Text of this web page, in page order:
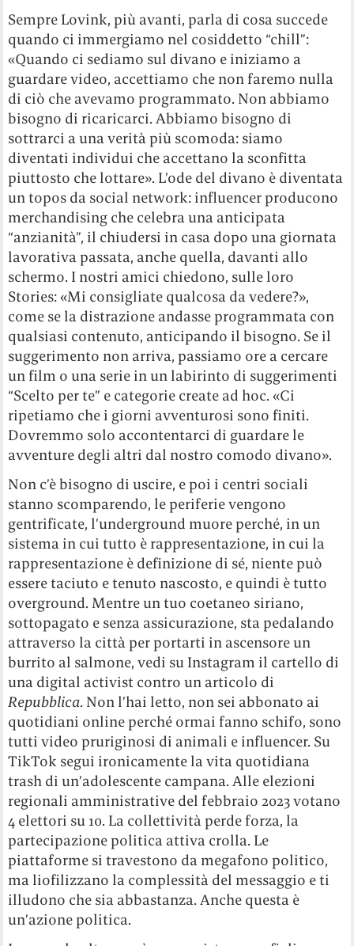
Sempre Lovink, più avanti, parla di cosa succede
quando ci immergiamo nel cosiddetto “chill”:
«Quando ci sediamo sul divano e iniziamo a
guardare video, accettiamo che non faremo nulla
di ciò che avevamo programmato. Non abbiamo
bisogno di ricaricarci. Abbiamo bisogno di
sottrarci a una verità più scomoda: siamo
diventati individui che accettano la sconfitta
piuttosto che lottare». L’ode del divano è diventata
un topos da social network: influencer producono
merchandising che celebra una anticipata
“anzianità”, il chiudersi in casa dopo una giornata
lavorativa passata, anche quella, davanti allo
schermo. I nostri amici chiedono, sulle loro
Stories: «Mi consigliate qualcosa da vedere?»,
come se la distrazione andasse programmata con
qualsiasi contenuto, anticipando il bisogno. Se il
suggerimento non arriva, passiamo ore a cercare
un film o una serie in un labirinto di suggerimenti
“Scelto per te” e categorie create ad hoc. «Ci
ripetiamo che i giorni avventurosi sono finiti.
Dovremmo solo accontentarci di guardare le
avventure degli altri dal nostro comodo divano».
Non c’è bisogno di uscire, e poi i centri sociali
stanno scomparendo, le periferie vengono
gentrificate, l’underground muore perché, in un
sistema in cui tutto è rappresentazione, in cui la
rappresentazione è definizione di sé, niente può
essere taciuto e tenuto nascosto, e quindi è tutto
overground. Mentre un tuo coetaneo siriano,
sottopagato e senza assicurazione, sta pedalando
attraverso la città per portarti in ascensore un
burrito al salmone, vedi su Instagram il cartello di
una digital activist contro un articolo di
Repubblica. Non l’hai letto, non sei abbonato ai
quotidiani online perché ormai fanno schifo, sono
tutti video pruriginosi di animali e influencer. Su
TikTok segui ironicamente la vita quotidiana
trash di un’adolescente campana. Alle elezioni
regionali amministrative del febbraio 2023 votano
4 elettori su 10. La collettività perde forza, la
partecipazione politica attiva crolla. Le
piattaforme si travestono da megafono politico,
ma liofilizzano la complessità del messaggio e ti
illudono che sia abbastanza. Anche questa è
un’azione politica.